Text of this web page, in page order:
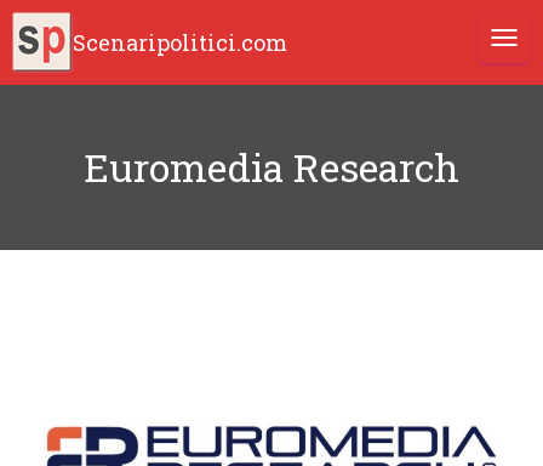
Scenaripolitici.com
Euromedia Research